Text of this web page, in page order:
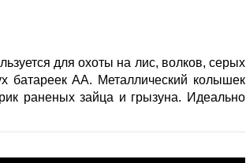
для охоты на лис, волков, серых
батареек АА. Металлический колышек
раненых зайца и грызуна. Идеально